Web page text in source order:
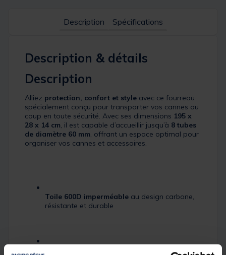
Description Spécifications
Description & détails
Description
Alliez protection, confort et style avec ce fourreau
spécialement conçu pour transporter vos cannes au
coup en toute sécurité. Avec ses dimensions 195 x
28 x 14 cm , il est capable d’accueillir jusqu’à 8 tubes
de diamètre 60 mm , offrant un espace optimal pour
organiser vos cannes et accessoires.
Toile 600D imperméable au design carbone,
résistante et durable